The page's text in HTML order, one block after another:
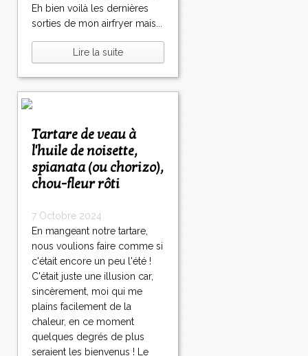
Eh bien voilà les dernières
sorties de mon airfryer mais...
Lire la suite
Tartare de veau à
l'huile de noisette,
spianata (ou chorizo),
chou-fleur rôti
7 Octobre 2024
En mangeant notre tartare,
nous voulions faire comme si
c'était encore un peu l'été !
C'était juste une illusion car,
sincèrement, moi qui me
plains facilement de la
chaleur, en ce moment
quelques degrés de plus
seraient les bienvenus ! Le